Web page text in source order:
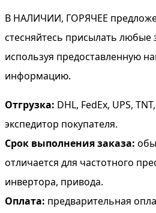
В НАЛИЧИИ, ГОРЯЧЕЕ
стесняйтесь присылать
используя предоставленную
информацию.
Отгрузка: DHL, FedEx, UPS,
экспедитор покупателя.
Срок выполнения заказа:
отличается для частотного
инвертора, привода.
Оплата: предварительная